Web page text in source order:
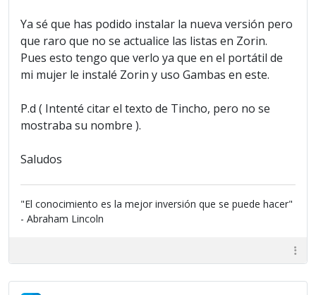
Ya sé que has podido instalar la nueva versión pero
que raro que no se actualice las listas en Zorin.
Pues esto tengo que verlo ya que en el portátil de
mi mujer le instalé Zorin y uso Gambas en este.
P.d ( Intenté citar el texto de Tincho, pero no se
mostraba su nombre ).
Saludos
"El conocimiento es la mejor inversión que se puede hacer"
- Abraham Lincoln